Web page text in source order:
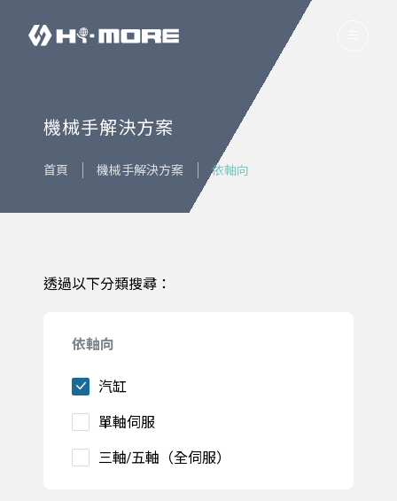
機械手解決方案
首頁 機械手解決方案 依軸向
透過以下分類搜尋：
依軸向
汽缸
單軸伺服
三軸/五軸（全伺服）